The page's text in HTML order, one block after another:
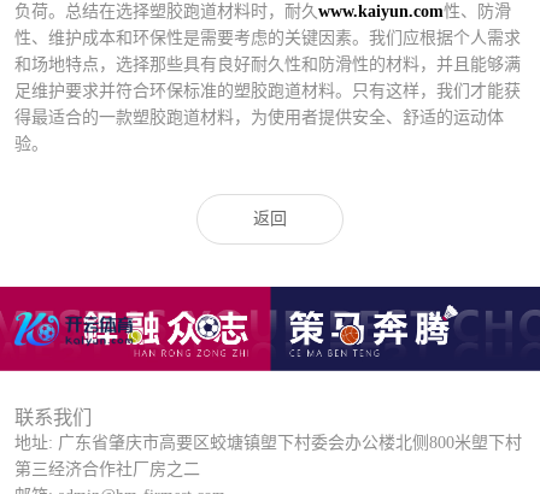
负荷。总结在选择塑胶跑道材料时，耐久 www.kaiyun.com性、防滑
性、维护成本和环保性是需要考虑的关键因素。我们应根据个人需求
和场地特点，选择那些具有良好耐久性和防滑性的材料，并且能够满
足维护要求并符合环保标准的塑胶跑道材料。只有这样，我们才能获
得最适合的一款塑胶跑道材料，为使用者提供安全、舒适的运动体
验。
返回
联系我们
地址: 广东省肇庆市高要区蛟塘镇塱下村委会办公楼北侧800米塱下村
第三经济合作社厂房之二